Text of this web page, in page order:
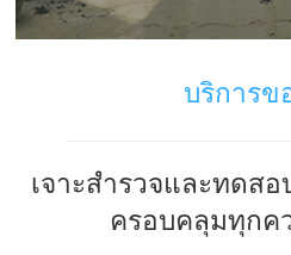
บริการข
เจาะสำรวจและทดส
ครอบคลุมทุกค